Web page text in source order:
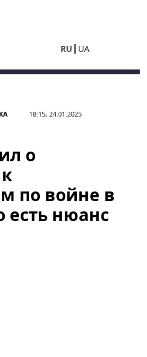
RU UA
18:15, 24.01.2025
о
по войне в
есть нюанс